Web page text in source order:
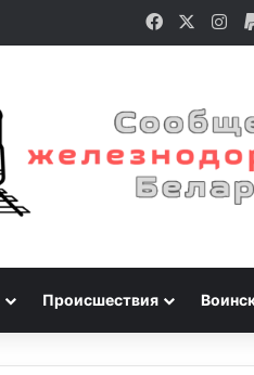
Facebook
Происшествия